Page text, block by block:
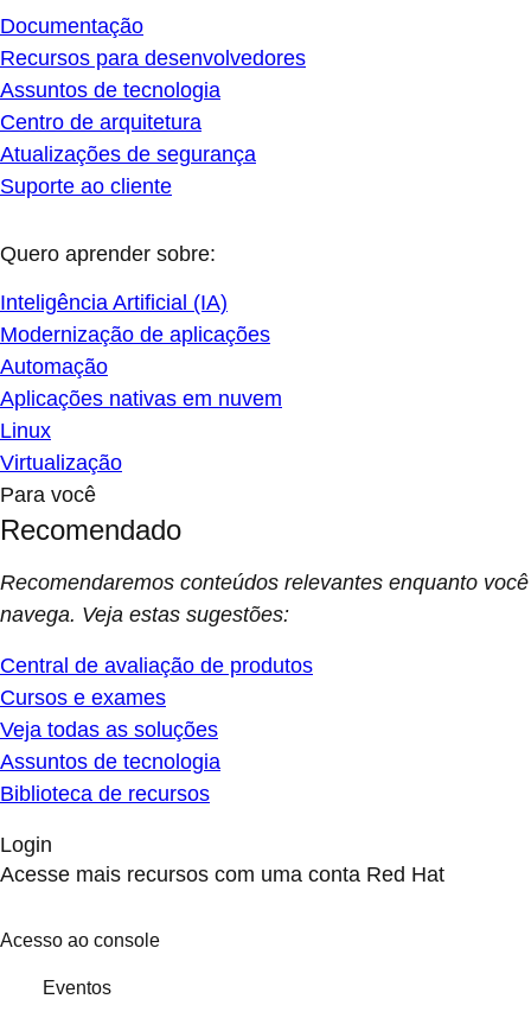
Documentação
Recursos para desenvolvedores
Assuntos de tecnologia
Centro de arquitetura
Atualizações de segurança
Suporte ao cliente
Quero aprender sobre:
Inteligência Artificial (IA)
Modernização de aplicações
Automação
Aplicações nativas em nuvem
Linux
Virtualização
Para você
Recomendado
Recomendaremos conteúdos relevantes enquanto você
navega. Veja estas sugestões:
Central de avaliação de produtos
Cursos e exames
Veja todas as soluções
Assuntos de tecnologia
Biblioteca de recursos
Login
Acesse mais recursos com uma conta Red Hat
Acesso ao console
Eventos